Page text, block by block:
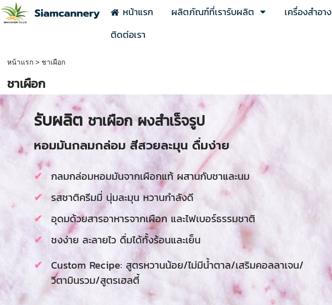
หน้าแรก ผลิตภัณฑ์ที่เรารับผลิต เครื่องสำอาง
ติดต่อเรา
หน้าแรก> ชาเผือก
ชาเผือก
รับผลิต ชาเผือก ผงสำเร็จรูป
หอมมันกลมกล่อม สีสวยละมุน ดื่มง่าย
กลมกล่อมหอมมันจากเผือกแท้ ผสานกับชาและนม
รสชาติครีมมี่ นุ่มละมุน หวานกำลังดี
อุดมด้วยสารอาหารจากเผือก และไฟเบอร์ธรรมชาติ
ชงง่าย ละลายไว ดื่มได้ทั้งร้อนและเย็น
Custom Recipe: สูตรหวานน้อย/ไม่มีน้ำตาล/เสริมคอลลาเจน/
วิตามินรวม/สูตรเฮลตี้